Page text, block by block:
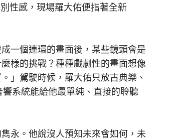
性感，現場羅大佑便指著全新
一個連環的畫面後，某些鏡頭會是
樣的挑戰？種種戲劇性的畫面想像
」駕駛時候，羅大佑只放古典樂、
系統能給他最單純、直接的聆聽
永。他說沒人預知未來會如何，未